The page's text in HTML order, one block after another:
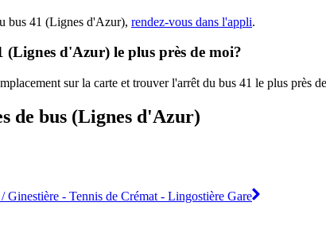
bus 41 (Lignes d'Azur), rendez-vous dans l'appli.
(Lignes d'Azur) le plus près de moi?
sur la carte et trouver l'arrêt du bus 41 le plus près
de bus (Lignes d'Azur)
- Tennis de Crémat - Lingostière Gare